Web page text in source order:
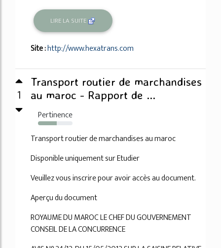
LIRE LA SUITE
Site :http://www.hexatrans.com
1
Transport routier de marchandises
au maroc - Rapport de ...
Pertinence
54%
Transport routier de marchandises au maroc
Disponible uniquement sur Etudier
Veuillez vous inscrire pour avoir accès au document.
Aperçu du document
ROYAUME DU MAROC LE CHEF DU GOUVERNEMENT
CONSEIL DE LA CONCURRENCE